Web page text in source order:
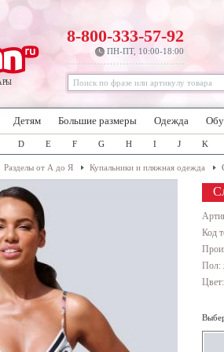
8-800-333-57-92
ПН-ПТ, 10:00-18:00
Детям Большие размеры Одежда
D E F G H I J K
Разделы от А до Я Купальники и пляжная одежда
Код
Пол: